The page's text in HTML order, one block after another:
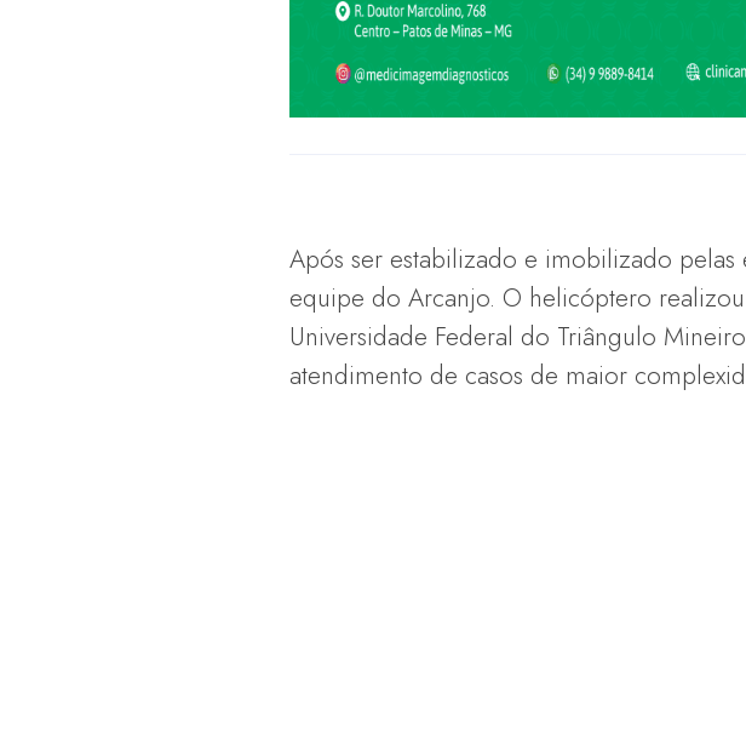
Após ser estabilizado e imobilizado
equipe do Arcanjo. O helicóptero
Universidade Federal do Triângulo
atendimento de casos de maior